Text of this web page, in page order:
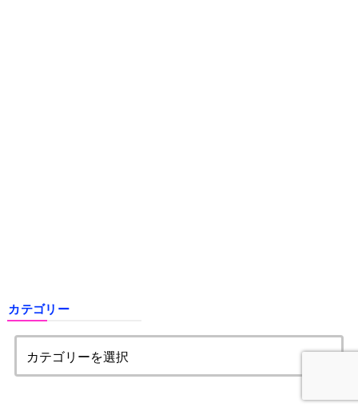
カテゴリー